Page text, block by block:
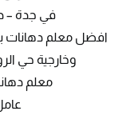
في جدة –
وخارجية حي
معلم